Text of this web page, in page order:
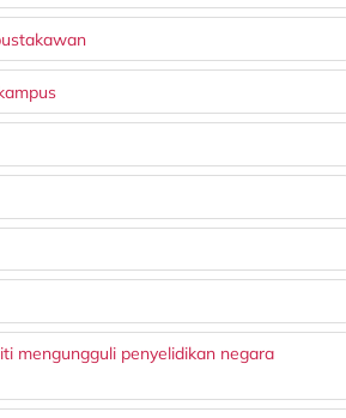
mengungguli penyelidikan negara